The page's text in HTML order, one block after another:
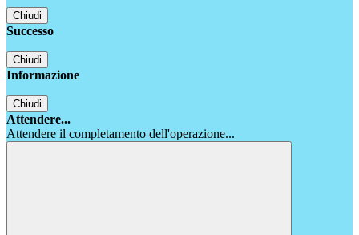
Chiudi
Successo
Chiudi
Informazione
Chiudi
Attendere...
Attendere il completamento dell'operazione...